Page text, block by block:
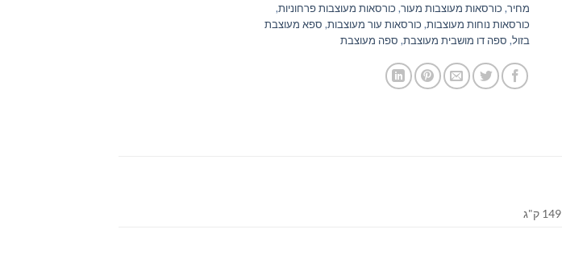
מחיר, כורסאות מעוצבות מעור, כורסאות מעוצבות פרחוניות,
כורסאות נוחות מעוצבות, כורסאות עור מעוצבות, ספא מעוצבת
בזול, ספה דו מושבית מעוצבת, ספה מעוצבת
149 ק"ג